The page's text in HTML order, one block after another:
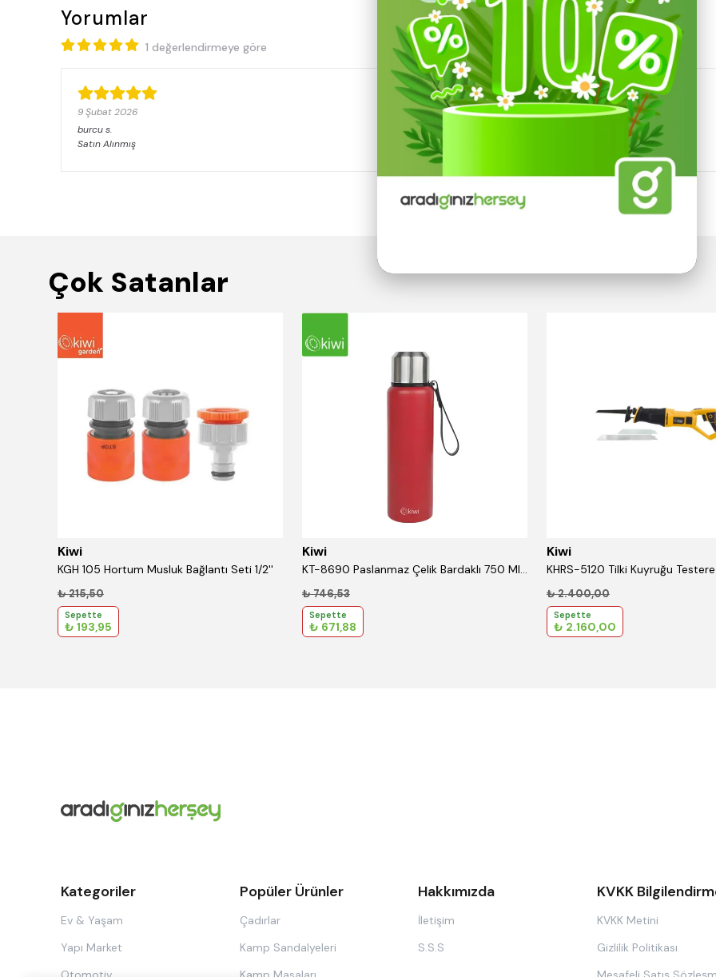
Yorumlar
1 değerlendirmeye göre
9 Şubat 2026
burcus.
Satın Alınmış
Çok Satanlar
Kiwi
KGH 105 Hortum Musluk Bağlantı Seti 1/2''
₺ 215,50
Sepette
₺ 193,95
Kiwi
KT-8690 Paslanmaz Çelik Bardaklı 750 Ml Termos Kırmızı
₺ 746,53
Sepette
₺ 671,88
Kiwi
₺ 2.400,00
Sepette
₺ 2.160,00
Kategoriler
Ev & Yaşam
Yapı Market
Popüler Ürünler
Çadırlar
Kamp Sandalyeleri
Hakkımızda
İletişim
S.S.S
KVKK
KVKK Metini
Gizlilik Politikası